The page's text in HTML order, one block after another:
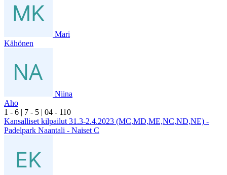
Mari
Kähönen
Niina
Aho
1 - 6 | 7 - 5 | 04 - 110
Kansalliset kilpailut 31.3-2.4.2023 (MC,MD,ME,NC,ND,NE) -
Padelpark Naantali - Naiset C